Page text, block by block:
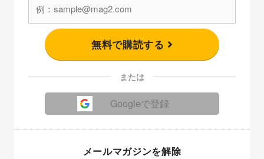
無料で購読する
または
Googleで登録
メールマガジンを解除